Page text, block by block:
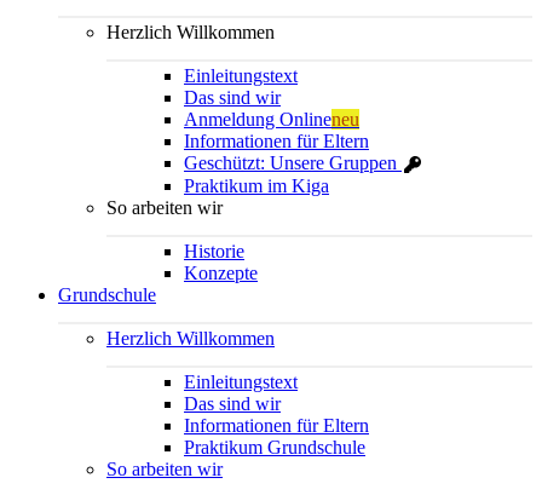
Herzlich Willkommen
Einleitungstext
Das sind wir
Anmeldung Onlineneu
Informationen für Eltern
Geschützt: Unsere Gruppen
Praktikum im Kiga
So arbeiten wir
Historie
Konzepte
Grundschule
Herzlich Willkommen
Einleitungstext
Das sind wir
Informationen für Eltern
Praktikum Grundschule
So arbeiten wir